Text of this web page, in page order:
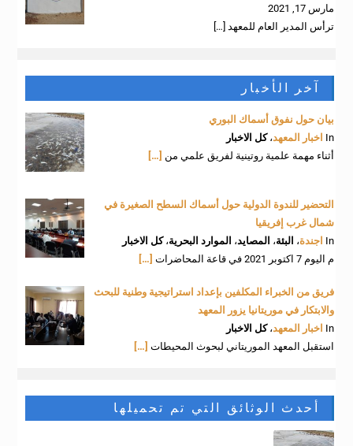
مارس 17, 2021
ترأس المدير العام للمعهد […]
آخر الأخبار
بيان حول نفوق أسماك البوري
In اخبار المعهد،كل الاخبار
أثناء مهمة علمية روتينية لفريق علمي من […]
التحضير للندوة الدولية حول أسماك السطح الصغيرة في
شمال غرب إفريقيا
In اجندة، البئة، المصايد، الموارد البحرية،كل الاخبار
م اليوم 7 اكتوبر 2021 في قاعة المحاضرات
[…]
فريق من الخبراء المكلفين بإعداد استراتيجية وطنية للبحث
والابتكار في موريتانيا يزور المعهد
In اخبار المعهد،كل الاخبار
استقبل المعهد الموريتاني لبحوث المحيطات […]
أحدث الوثائق التي تم تحميلها